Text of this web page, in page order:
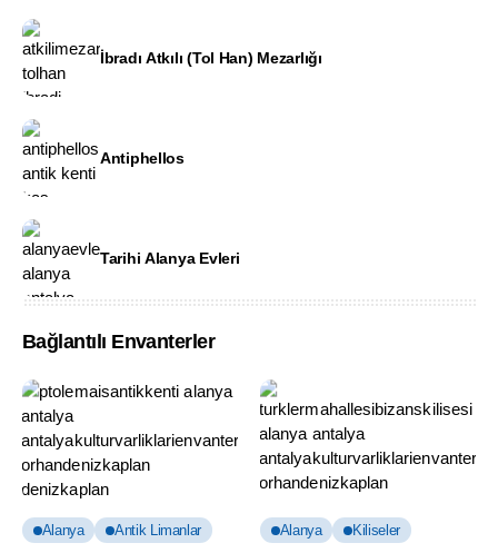
İbradı Atkılı (Tol Han) Mezarlığı
Antiphellos
Tarihi Alanya Evleri
Bağlantılı Envanterler
Alanya Antik Limanlar Alanya Kiliseler